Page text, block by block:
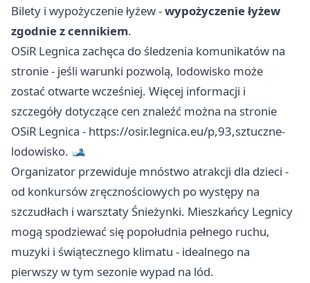
Bilety i wypożyczenie łyżew -wypożyczenie łyżew
zgodnie z cennikiem.
OSiR Legnica zachęca do śledzenia komunikatów na
stronie - jeśli warunki pozwolą, lodowisko może
zostać otwarte wcześniej. Więcej informacji i
szczegóły dotyczące cen znaleźć można na stronie
OSiR Legnica - https://osir.legnica.eu/p,93,sztuczne-
lodowisko. 🎿
Organizator przewiduje mnóstwo atrakcji dla dzieci -
od konkursów zręcznościowych po występy na
szczudłach i warsztaty Śnieżynki. Mieszkańcy Legnicy
mogą spodziewać się popołudnia pełnego ruchu,
muzyki i świątecznego klimatu - idealnego na
pierwszy w tym sezonie wypad na lód.